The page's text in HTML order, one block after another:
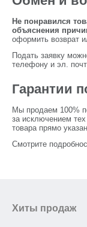
Не понравился
объяснения
оформить возврат
Подать заявку
телефону и эл.
Гарантии
Мы продаем 100%
за исключением
товара прямо
Смотрите
Хиты продаж